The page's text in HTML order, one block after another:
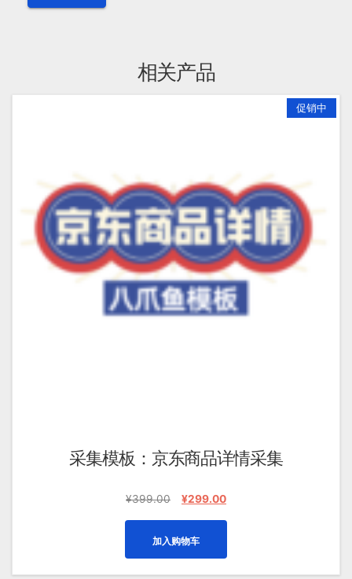
相关产品
促销中
采集模板：京东商品详情采集
¥399.00
原
¥399.00。
¥299.00当
为：
加入购物车